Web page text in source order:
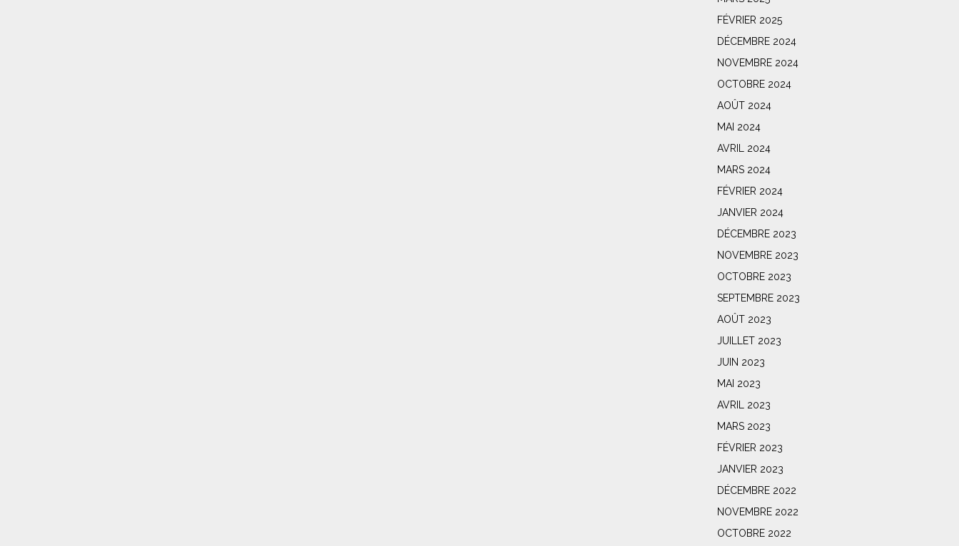
FÉVRIER 2025
DÉCEMBRE 2024
NOVEMBRE 2024
OCTOBRE 2024
AOÛT 2024
MAI 2024
AVRIL 2024
MARS 2024
FÉVRIER 2024
JANVIER 2024
DÉCEMBRE 2023
NOVEMBRE 2023
OCTOBRE 2023
SEPTEMBRE 2023
AOÛT 2023
JUILLET 2023
JUIN 2023
MAI 2023
AVRIL 2023
MARS 2023
FÉVRIER 2023
JANVIER 2023
DÉCEMBRE 2022
NOVEMBRE 2022
OCTOBRE 2022